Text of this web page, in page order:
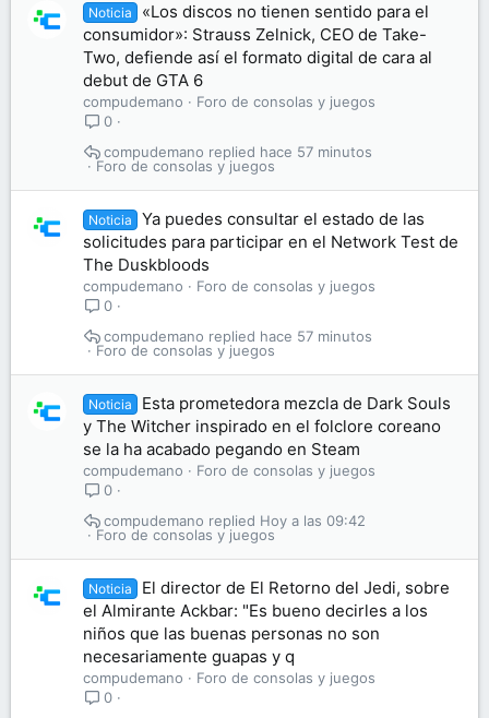
Noticia
«Los discos no tienen sentido para el
consumidor»: Strauss Zelnick, CEO de Take-
Two, defiende así el formato digital de cara al
debut de GTA 6
compudemano
Foro de consolas y juegos
0
Foro de consolas y juegos
hace 57 minutos
compudemano
Noticia
Ya puedes consultar el estado de las
solicitudes para participar en el Network Test de
The Duskbloods
compudemano
Foro de consolas y juegos
0
Foro de consolas y juegos
hace 57 minutos
compudemano
Noticia
Esta prometedora mezcla de Dark Souls
y The Witcher inspirado en el folclore coreano
se la ha acabado pegando en Steam
compudemano
Foro de consolas y juegos
0
Foro de consolas y juegos
Hoy a las 09:42
compudemano
Noticia
El director de El Retorno del Jedi, sobre
el Almirante Ackbar: "Es bueno decirles a los
niños que las buenas personas no son
necesariamente guapas y q
compudemano
Foro de consolas y juegos
0